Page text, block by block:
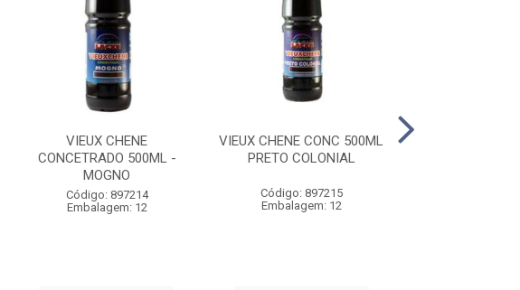
VIEUX CHENE
CONCETRADO 500ML -
MOGNO
Código: 897214
Embalagem: 12
VIEUX CHENE CONC 500ML
PRETO COLONIAL
Código: 897215
Embalagem: 12